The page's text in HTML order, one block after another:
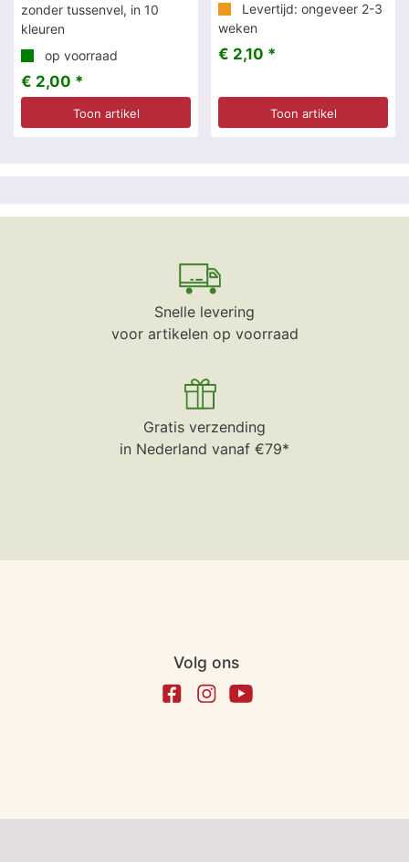
zonder tussenvel, in 10
kleuren
op voorraad
€ 2,00 *
Toon artikel
Levertijd: ongeveer 2-3
weken
€ 2,10 *
Toon artikel
Snelle levering
voor artikelen op voorraad
Gratis verzending
in Nederland vanaf €79*
Volg ons